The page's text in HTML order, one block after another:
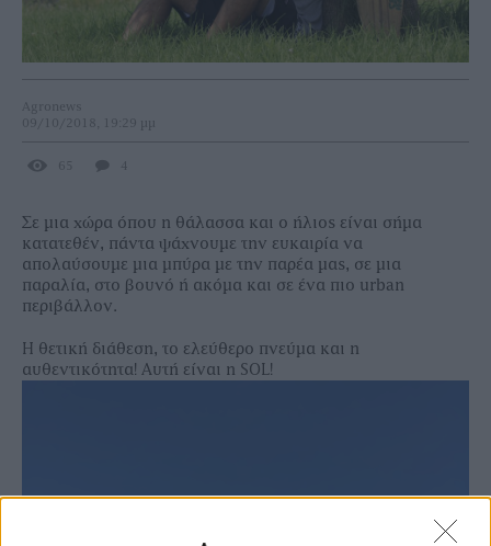
Agronews
09/10/2018, 19:29 μμ
65 4
Σε μια χώρα όπου η θάλασσα και ο ήλιος είναι σήμα
κατατεθέν, πάντα ψάχνουμε την ευκαιρία να
απολαύσουμε μια μπύρα με την παρέα μας, σε μια
παραλία, στο βουνό ή ακόμα και σε ένα πιο urban
περιβάλλον.
Η θετική διάθεση, το ελεύθερο πνεύμα και η
αυθεντικότητα! Αυτή είναι η SOL!